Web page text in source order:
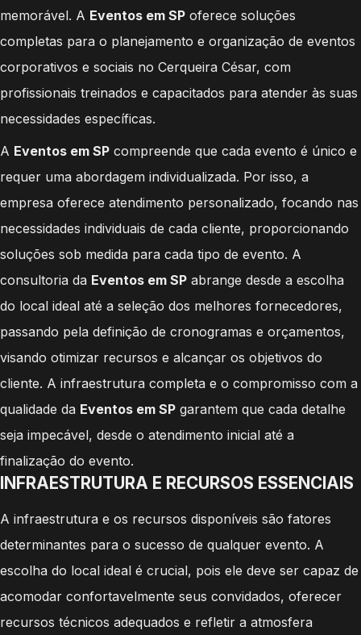
memorável. A Eventos em SP oferece soluções
completas para o planejamento e organização de eventos
corporativos e sociais no Cerqueira César, com
profissionais treinados e capacitados para atender às suas
necessidades específicas.
A Eventos em SP compreende que cada evento é único e
requer uma abordagem individualizada. Por isso, a
empresa oferece atendimento personalizado, focando nas
necessidades individuais de cada cliente, proporcionando
soluções sob medida para cada tipo de evento. A
consultoria da Eventos em SP abrange desde a escolha
do local ideal até a seleção dos melhores fornecedores,
passando pela definição de cronogramas e orçamentos,
visando otimizar recursos e alcançar os objetivos do
cliente. A infraestrutura completa e o compromisso com a
qualidade da Eventos em SP garantem que cada detalhe
seja impecável, desde o atendimento inicial até a
finalização do evento.
INFRAESTRUTURA E RECURSOS ESSENCIAIS
A infraestrutura e os recursos disponíveis são fatores
determinantes para o sucesso de qualquer evento. A
escolha do local ideal é crucial, pois ele deve ser capaz de
acomodar confortavelmente seus convidados, oferecer
recursos técnicos adequados e refletir a atmosfera